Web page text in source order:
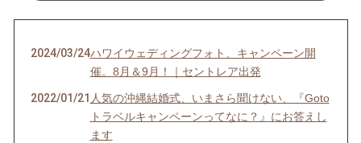
2024/03/24ハワイウェディングフォト、キャンペーン開
催。8月＆9月！｜セントレア出発
2022/01/21 人気の沖縄結婚式、いまさら聞けない、『Goto
トラベルキャンペーンってなに？』にお答えし
ます